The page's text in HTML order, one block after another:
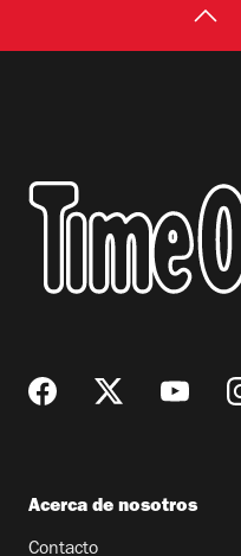
Acerca de nosotros
Contacto